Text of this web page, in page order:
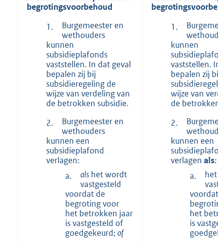
begrotingsvoorbehoud
1.
Burgemeester en
wethouders
kunnen
subsidieplafonds
vaststellen. In dat geval
bepalen zij bij
subsidieregeling de
wijze van verdeling van
de betrokken subsidie.
2.
Burgemeester en
wethouders
kunnen een
subsidieplafond
verlagen:
a.
als het wordt
vastgesteld
voordat de
begroting voor
het betrokken jaar
is vastgesteld of
goedgekeurd;of
1.
kunnen
vaststellen.
bepalen zij
wijze van
de
2.
kunnen een
verlagen als:
a.
het
is